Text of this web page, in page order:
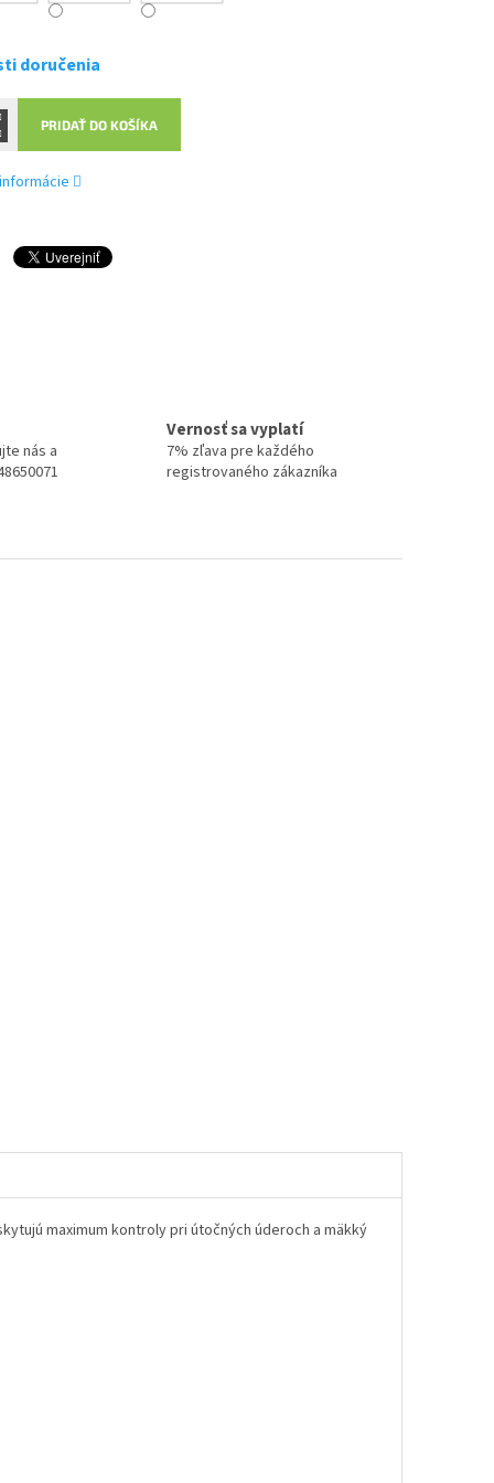
doručenia
PRIDAŤ DO KOŠÍKA
nás a
Vernosť sa vyplatí
7% zľava pre každého
registrovaného zákazníka
maximum kontroly pri útočných úderoch a mäkký